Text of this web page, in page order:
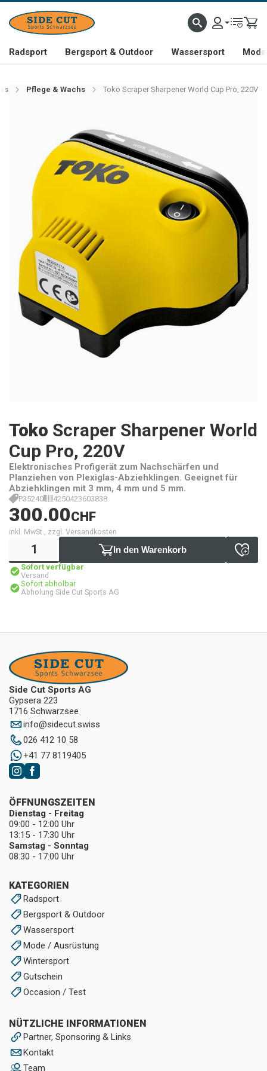
Radsport Bergsport & Outdoor Wassersport
Pflege & Wachs Toko Scraper Sharpener World Cup Pro, 220V
Toko Scraper Sharpener World
Cup Pro, 220V
Elektronisches Profigerät zum Nachschärfen und
Planziehen von Plexiglas-Abziehklingen. Geeignet für
Abziehklingen mit 3 mm, 4 mm und 5 mm.
P35240 4250423603838
300.00CHF
inkl. MwSt., zzgl. Versandkosten
In den Warenkorb
Sofort verfügbar
Versand
Sofort abholbar
Abholung Side Cut Sports AG
Side Cut Sports AG
Gypsera 223
1716 Schwarzsee
info@sidecut.swiss
026 412 10 58
+41 77 8119405
KATEGORIEN
Radsport
Bergsport & Outdoor
Wassersport
Mode / Ausrüstung
Wintersport
Gutschein
Occasion / Test
NÜTZLICHE INFORMATIONEN
Partner, Sponsoring & Links
Kontakt
Team
ÖFFNUNGSZEITEN
Dienstag - Freitag
09:00 - 12:00 Uhr
13:15 - 17:30 Uhr
Samstag - Sonntag
08:30 - 17:00 Uhr